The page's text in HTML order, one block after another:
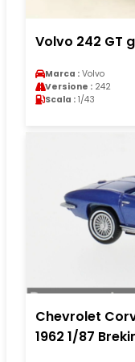
Volvo 242 GT
Marca : Volvo
Versione : 242
Scala : 1/43
Chevrolet
1962 1/87